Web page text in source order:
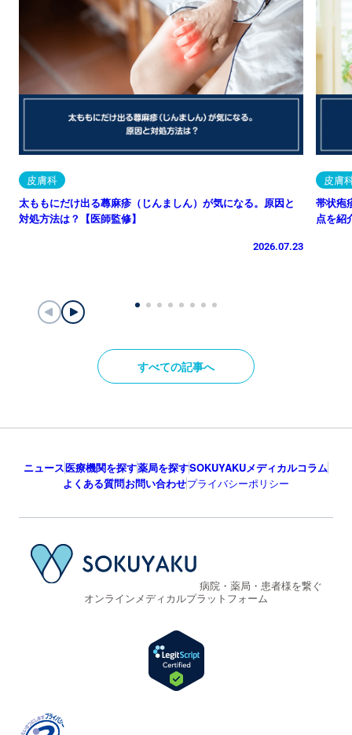
皮膚科
太ももにだけ出る蕁麻疹（じんましん）が気になる。原因と
対処方法は？【医師監修】
2026.07.23
皮膚
帯状疱
点を紹
すべての記事へ
ニュース医療機関を探す薬局を探すSOKUYAKUメディカルコラム
よくある質問お問い合わせプライバシーポリシー
病院・薬局・患者様を繋ぐ
オンラインメディカルプラットフォーム